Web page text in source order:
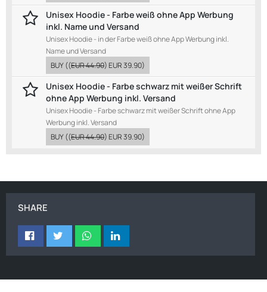
Unisex Hoodie - Farbe weiß ohne App Werbung
inkl. Name und Versand
Unisex Hoodie - in der Farbe weiß ohne App Werbung inkl.
Name und Versand
BUY((EUR 44.90)EUR 39.90)
Unisex Hoodie - Farbe schwarz mit weißer Schrift
ohne App Werbung inkl. Versand
Unisex Hoodie - Farbe schwarz mit weißer Schrift ohne App
Werbung inkl. Versand
BUY((EUR 44.90)EUR 39.90)
SHARE